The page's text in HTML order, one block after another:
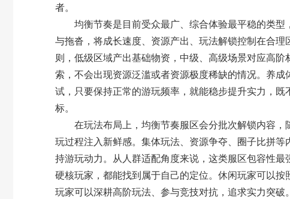
者。
均衡节奏是目前受众最广、综合体验最平稳的类
与拖沓，将成长速度、资源产出、玩法解锁控制在合
则，低级区域产出基础物资，中级、高级场景对应高
索，不会出现资源泛滥或者资源极度稀缺的情况。养
试，只要保持正常的游玩频率，就能稳步提升实力，
标。
在玩法布局上，均衡节奏服区会分批次解锁内容，
玩过程注入新鲜感。集体玩法、资源争夺、圈子比拼
持游玩动力。从人群适配角度来说，这类服区包容性
硬核玩家，都能找到属于自己的定位。休闲玩家可以
玩家可以深耕高阶玩法、参与竞技对抗，追求实力突